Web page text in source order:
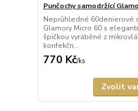
Punčochy samodržící
Neprůhledné 60denierové
Glamory Micro 60 s
špičkou vyráběné z
konfekčn...
770 Kč/ks
Zvolit